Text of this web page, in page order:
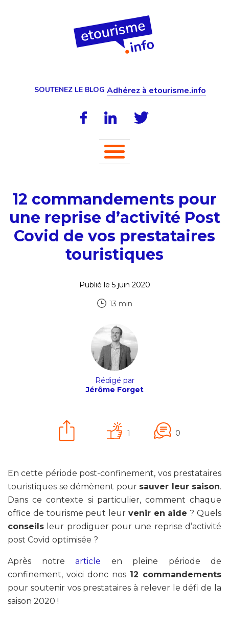
SOUTENEZ LE BLOG Adhérez à etourisme.info
12 commandements pour
une reprise d’activité Post
Covid de vos prestataires
touristiques
Publié le 5 juin 2020
13 min
Rédigé par
Jérôme Forget
1 0
En cette période post-confinement, vos prestataires
touristiques se démènent pour sauver leur saison.
Dans ce contexte si particulier, comment chaque
office de tourisme peut leur venir en aide ? Quels
conseils leur prodiguer pour une reprise d’activité
post Covid optimisée ?
Après notre article en pleine période de
confinement, voici donc nos 12 commandements
pour soutenir vos prestataires à relever le défi de la
saison 2020 !